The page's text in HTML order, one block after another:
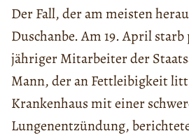
Der Fall, der am meisten
Duschanbe. Am 19. April
jähriger Mitarbeiter der
Mann, der an Fettleibigkeit
Krankenhaus mit einer
Lungenentzündung,